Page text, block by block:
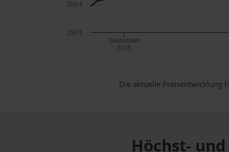
September
2025
250 €
300 €
Die aktuelle Preisentwicklung
Höchst-